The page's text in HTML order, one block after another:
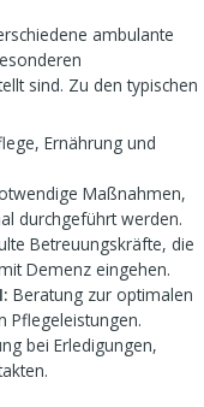
ambulante
sind. Zu den typischen
Ernährung und
Maßnahmen,
durchgeführt werden.
Betreuungskräfte, die
Demenz eingehen.
Beratung zur optimalen
Pflegeleistungen.
bei Erledigungen,